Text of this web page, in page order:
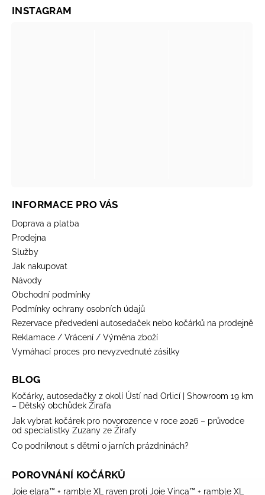
INFORMACE PRO VÁS
Doprava a platba
Prodejna
Služby
Jak nakupovat
Návody
Obchodní podmínky
Podmínky ochrany osobních údajů
Rezervace předvedení autosedaček nebo kočárků na prodejně
Reklamace / Vrácení / Výměna zboží
Vymáhací proces pro nevyzvednuté zásilky
BLOG
Kočárky, autosedačky z okolí Ústí nad Orlicí | Showroom 19 km
– Dětský obchůdek Žirafa
Jak vybrat kočárek pro novorozence v roce 2026 – průvodce
od specialistky Zuzany ze Žirafy
Co podniknout s dětmi o jarních prázdninách?
POROVNÁNÍ KOČÁRKŮ
Joie elara™ + ramble XL raven proti Joie Vinca™ + ramble XL
INSTAGRAM